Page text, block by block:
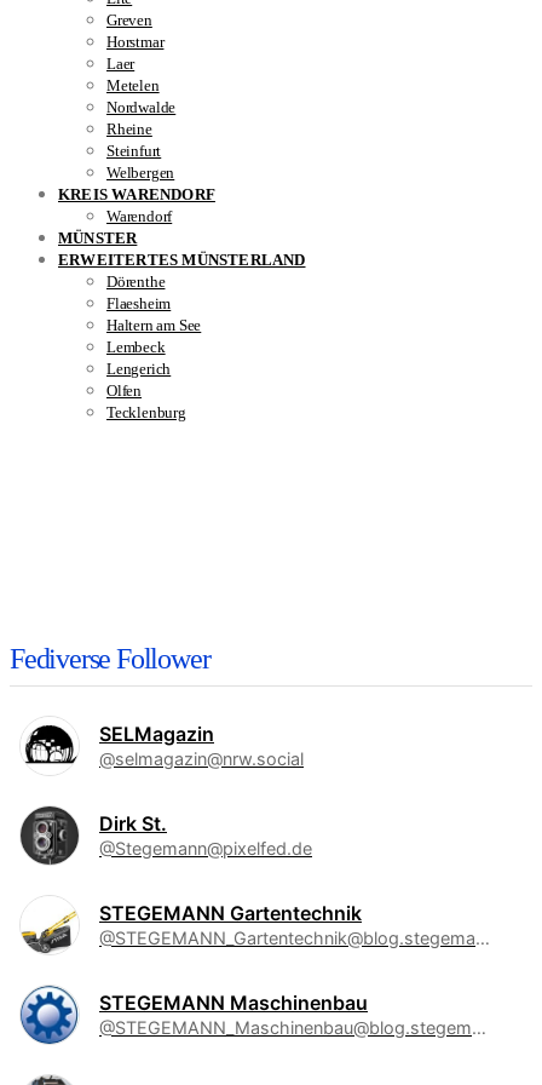
Greven
Horstmar
Laer
Metelen
Nordwalde
Rheine
Steinfurt
Welbergen
KREIS WARENDORF
Warendorf
MÜNSTER
ERWEITERTES MÜNSTERLAND
Dörenthe
Flaesheim
Haltern am See
Lembeck
Lengerich
Olfen
Tecklenburg
Fediverse Follower
SELMagazin
@selmagazin@nrw.social
Dirk St.
@Stegemann@pixelfed.de
STEGEMANN Gartentechnik
@STEGEMANN_Gartentechnik@blog.stegemann.de
STEGEMANN Maschinenbau
@STEGEMANN_Maschinenbau@blog.stegemann.de